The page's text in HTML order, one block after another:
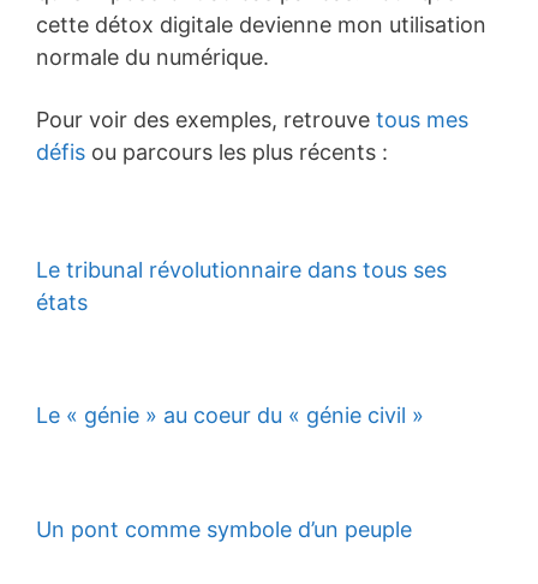
cette détox digitale devienne mon utilisation
normale du numérique.
Pour voir des exemples, retrouve tous mes
défis ou parcours les plus récents :
Le tribunal révolutionnaire dans tous ses
états
Le « génie » au coeur du « génie civil »
Un pont comme symbole d’un peuple